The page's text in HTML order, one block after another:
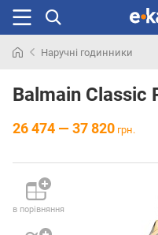
раніше
Наручні годинники
Balmain Classic
26 474 — 37 820 грн.
в порівняння